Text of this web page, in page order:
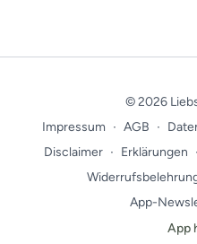
© 2026
Impressum ∙ AGB ∙
Disclaimer ∙ Erklärungen ∙
App-
App